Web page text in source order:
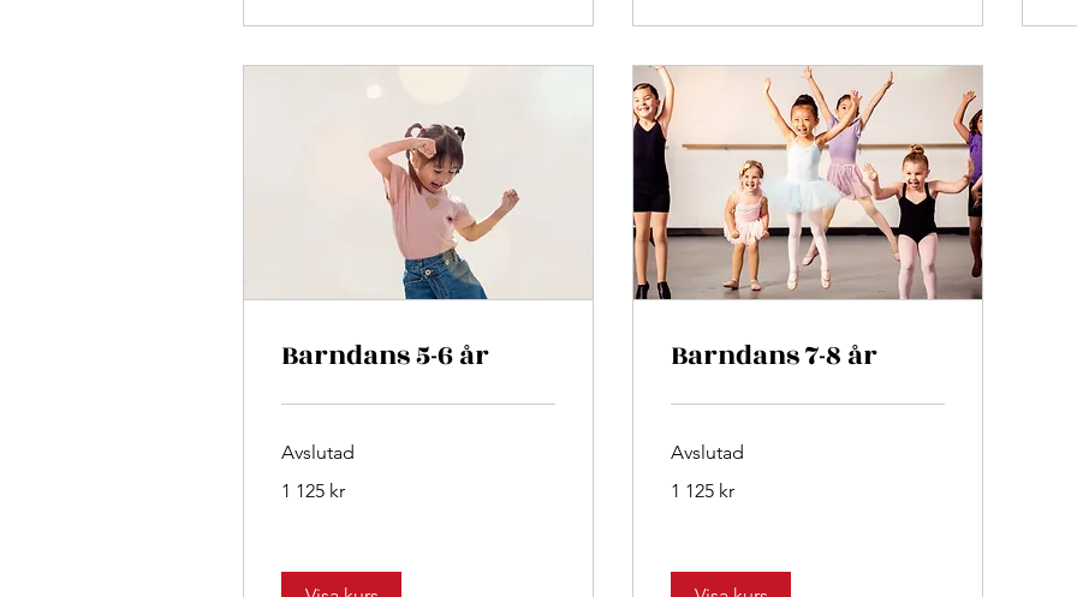
Barndans 5-6 år
Avslutad
svenska
1 125 kr
Barndans 7-8 år
Avslutad
svenska
1 125 kr